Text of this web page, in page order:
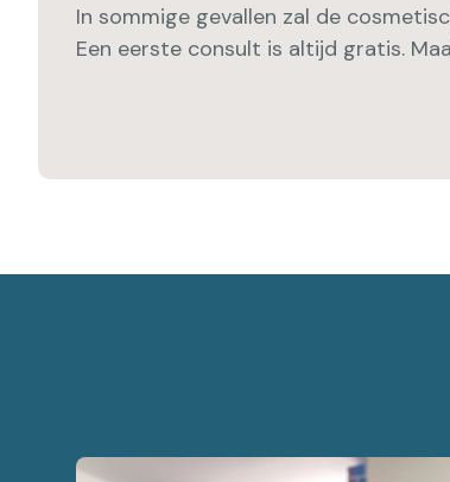
In sommige gevallen zal de
Een eerste consult is altijd gratis.